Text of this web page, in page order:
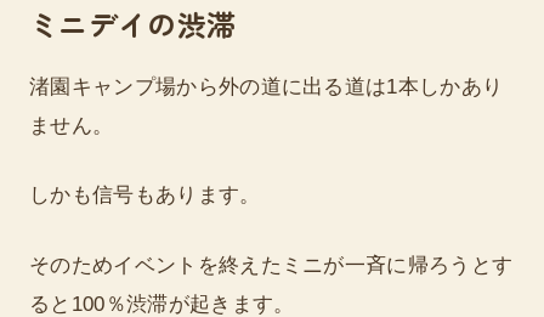
ミニデイの渋滞
渚園キャンプ場から外の道に出る道は1本しかあり
ません。
しかも信号もあります。
そのためイベントを終えたミニが一斉に帰ろうとす
ると100％渋滞が起きます。